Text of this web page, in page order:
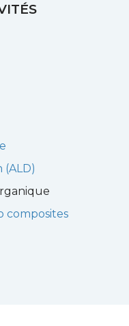
(ALD)
composites